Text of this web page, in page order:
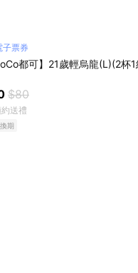
子票券
都可】21歲輕烏龍(L)(2杯
$80
送禮
期